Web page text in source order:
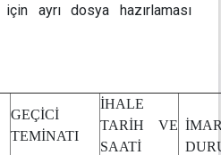
ayrı dosya hazırlaması
GEÇİCİ
TEMİNATI
İHALE
TARİH VE
SAATİ
İMAR